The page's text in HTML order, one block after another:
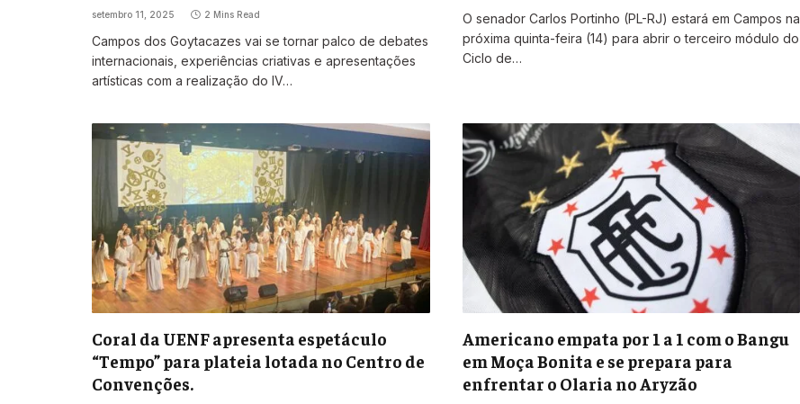
setembro 11, 2025 2 Mins Read
Campos dos Goytacazes vai se tornar palco de debates
internacionais, experiências criativas e apresentações
artísticas com a realização do IV…
O senador Carlos Portinho (PL-RJ) estará em Campos na
próxima quinta-feira (14) para abrir o terceiro módulo do
Ciclo de…
Coral da UENF apresenta espetáculo
“Tempo” para plateia lotada no Centro de
Convenções.
Americano empata por 1 a 1 com o Bangu
em Moça Bonita e se prepara para
enfrentar o Olaria no Aryzão